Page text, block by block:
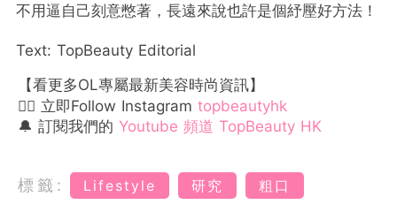
不用逼自己刻意憋著，長遠來說也許是個紓壓好方法！
Text: TopBeauty Editorial
【看更多OL專屬最新美容時尚資訊】
👉🏻 立即Follow Instagram topbeautyhk
🔔 訂閱我們的 Youtube 頻道 TopBeauty HK
標籤: Lifestyle 研究 粗口